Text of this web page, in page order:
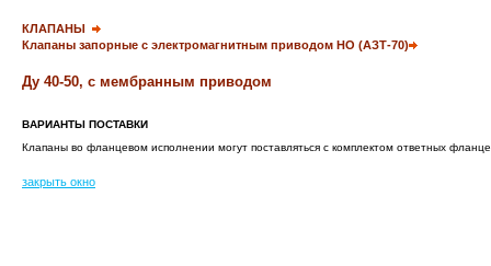
КЛАПАНЫ
Клапаны запорные с электромагнитным приводом НО (АЗТ-70)
Ду 40-50, с мембранным приводом
ВАРИАНТЫ ПОСТАВКИ
Клапаны во фланцевом исполнении могут поставляться с комплектом ответных
закрыть окно